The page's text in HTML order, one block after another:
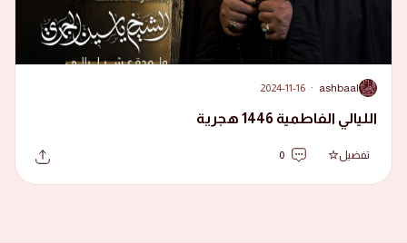
A
ashbaal
·
2024-11-16
الليالي الفاطمية 1446 هجرية
تفضيل 0